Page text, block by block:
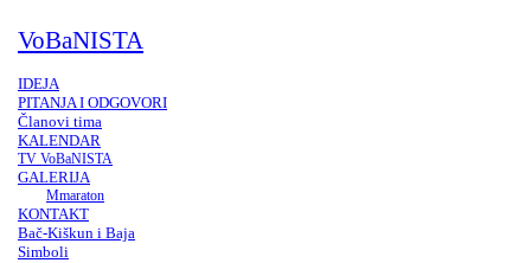
VoBaNISTA
IDEJA
PITANJA I ODGOVORI
Članovi tima
KALENDAR
TV VoBaNISTA
GALERIJA
Mmaraton
KONTAKT
Bač-Kiškun i Baja
Simboli